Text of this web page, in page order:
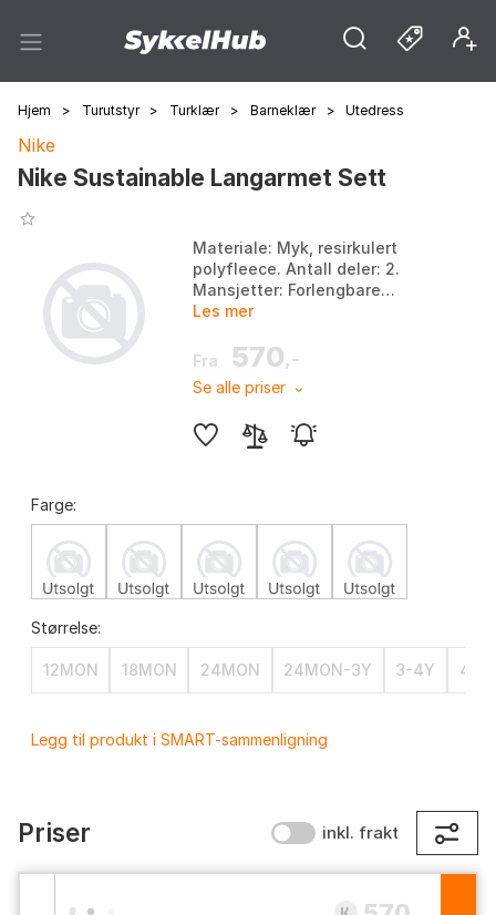
Hjem > Turutstyr > Turklær > Barneklær > Utedress
Nike
Nike Sustainable Langarmet Sett
Materiale: Myk, resirkulert
polyfleece. Antall deler: 2.
Mansjetter: Forlengbare
mansjetter som vokser med
med romslig passform og f...
Les mer
Fra 570,-
Se alle priser
Farge:
Størrelse:
12MON 18MON 24MON 24MON-3Y 3-4Y 4-
Legg til produkt i SMART-sammenligning
Priser inkl. frakt